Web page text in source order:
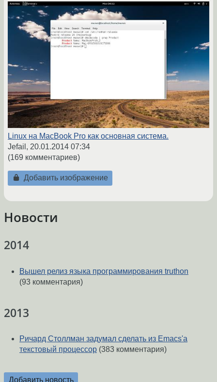
Linux на MacBook Pro как основная система.
Jefail, 20.01.2014 07:34
(169 комментариев)
Добавить изображение
Новости
2014
Вышел релиз языка программирования truthon
(93 комментария)
2013
Ричард Столлман задумал сделать из Emacs'а
текстовый процессор (383 комментария)
Добавить новость